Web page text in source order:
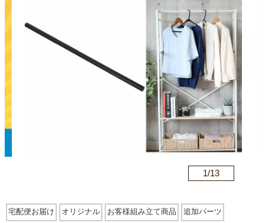
冷感ラグ ワークデスク ウィルトンラ
1/13
宅配便お届け オリジナル お客様組み立て商品 追加パーツ